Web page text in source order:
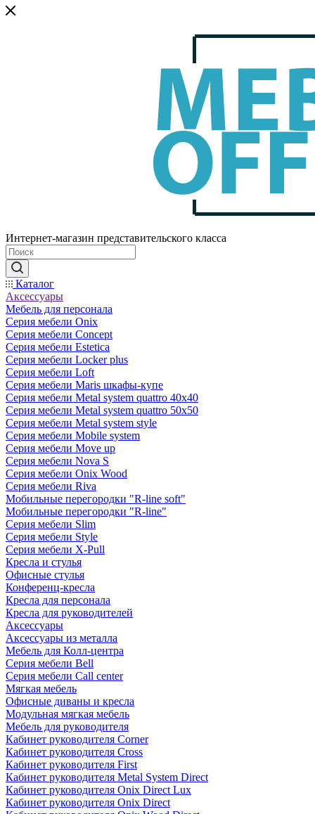
Интернет-магазин представительского класса
Каталог
Аксессуары
Мебель для персонала
Серия мебели Onix
Серия мебели Concept
Серия мебели Estetica
Серия мебели Locker plus
Серия мебели Loft
Серия мебели Maris шкафы-купе
Серия мебели Metal system quattro 40x40
Серия мебели Metal system quattro 50x50
Серия мебели Metal system style
Серия мебели Mobile system
Серия мебели Move up
Серия мебели Nova S
Серия мебели Onix Wood
Серия мебели Riva
Мобильные перегородки "R-line soft"
Мобильные перегородки "R-line"
Серия мебели Slim
Серия мебели Style
Серия мебели X-Pull
Кресла и стулья
Офисные стулья
Конференц-кресла
Кресла для персонала
Кресла для руководителей
Аксессуары
Аксессуары из металла
Мебель для Колл-центра
Серия мебели Bell
Серия мебели Call center
Мягкая мебель
Офисные диваны и кресла
Модульная мягкая мебель
Мебель для руководителя
Кабинет руководителя Corner
Кабинет руководителя Cross
Кабинет руководителя First
Кабинет руководителя Metal System Direct
Кабинет руководителя Onix Direct Lux
Кабинет руководителя Onix Direct